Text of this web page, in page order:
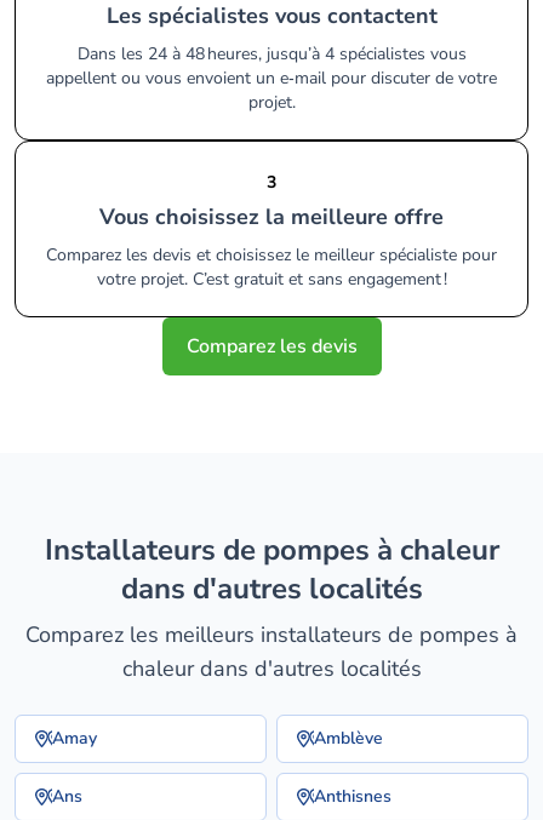
Les spécialistes vous contactent
Dans les 24 à 48 heures, jusqu’à 4 spécialistes vous
appellent ou vous envoient un e‑mail pour discuter de votre
projet.
3
Vous choisissez la meilleure offre
Comparez les devis et choisissez le meilleur spécialiste pour
votre projet. C’est gratuit et sans engagement !
Comparez les devis
installateurs de pompes à chaleur
dans d'autres localités
Comparez les meilleurs installateurs de pompes à
chaleur dans d'autres localités
Amay Amblève
Ans Anthisnes